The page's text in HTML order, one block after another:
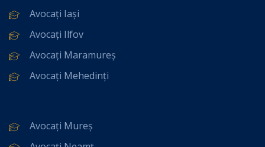
Avocați Iași
Avocați Ilfov
Avocați Maramureș
Avocați Mehedinți
Avocați Mureș